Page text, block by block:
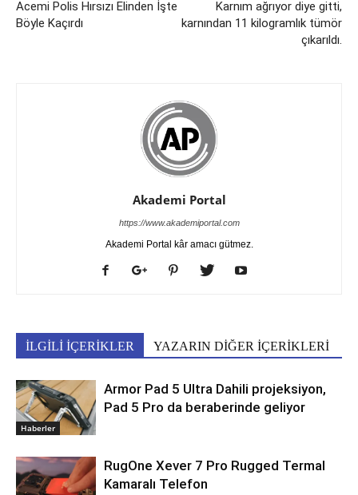
Acemi Polis Hırsızı Elinden İşte
Böyle Kaçırdı
Karnım ağrıyor diye gitti,
karnından 11 kilogramlık tümör
çıkarıldı.
Akademi Portal
https://www.akademiportal.com
Akademi Portal kâr amacı gütmez.
İLGİLİ İÇERİKLER YAZARIN DİĞER İÇERİKLERİ
Haberler
Armor Pad 5 Ultra Dahili projeksiyon,
Pad 5 Pro da beraberinde geliyor
RugOne Xever 7 Pro Rugged Termal
Kamaralı Telefon